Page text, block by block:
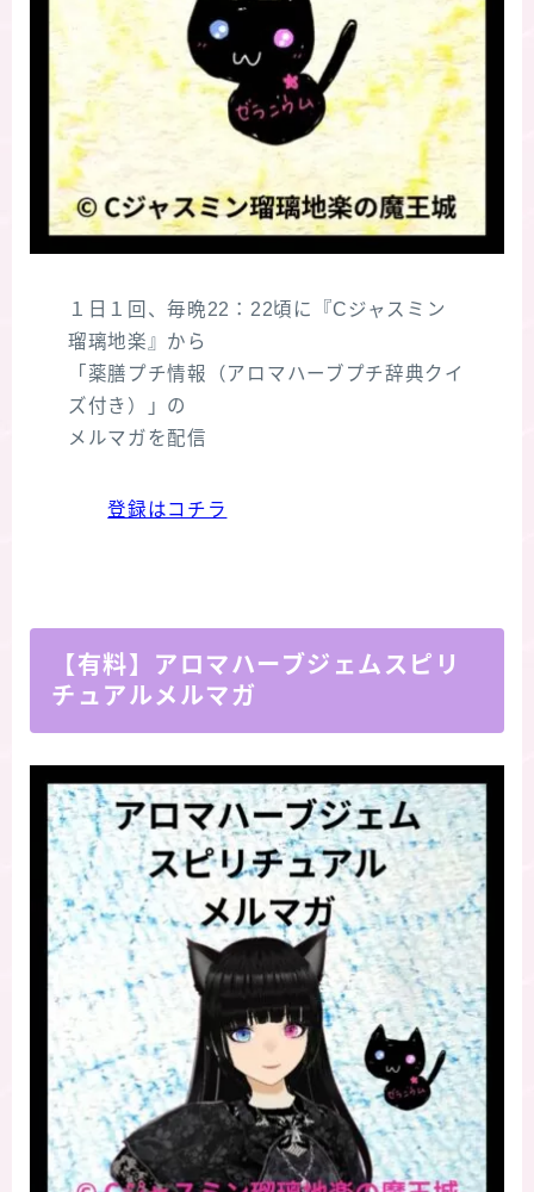
１日１回、毎晩22：22頃に『Cジャスミン
瑠璃地楽』から
「薬膳プチ情報（アロマハーブプチ辞典クイ
ズ付き）」の
メルマガを配信
登録はコチラ
【有料】アロマハーブジェムスピリ
チュアルメルマガ